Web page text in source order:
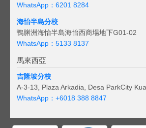
WhatsApp：6201 8284
海怡半島分校
鴨脷洲海怡半島海怡西商場地下G01-02
WhatsApp：5133 8137
馬來西亞
吉隆坡分校
A-3-13, Plaza Arkadia, Desa ParkCity
WhatsApp： +6018 388 8847